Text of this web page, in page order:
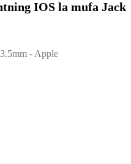
IOS la mufa Jack
- Apple